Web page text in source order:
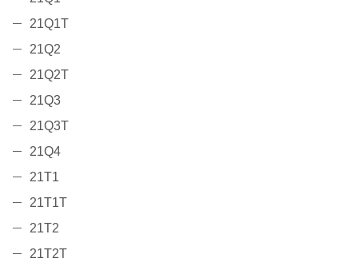
21Q1T
21Q2
21Q2T
21Q3
21Q3T
21Q4
21T1
21T1T
21T2
21T2T